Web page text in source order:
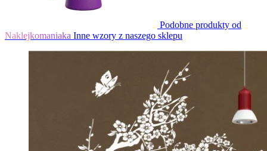
Podobne produkty od
Naklejkomaniaka Inne wzory z naszego sklepu